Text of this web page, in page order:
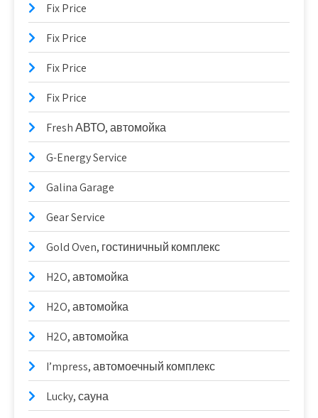
Fix Price
Fix Price
Fix Price
Fix Price
Fresh АВТО, автомойка
G-Energy Service
Galina Garage
Gear Service
Gold Oven, гостиничный комплекс
H2O, автомойка
H2O, автомойка
H2O, автомойка
I’mpress, автомоечный комплекс
Lucky, сауна